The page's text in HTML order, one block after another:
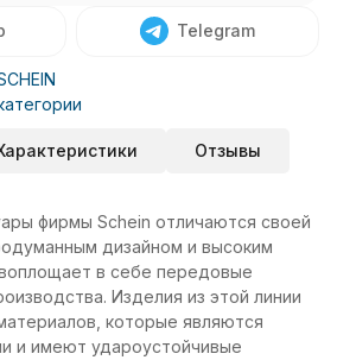
Telegram
Отзывы
фирмы Schein отличаются своей
дизайном и высоким
в себе передовые
Изделия из этой линии
которые являются
и имеют удароустойчивые